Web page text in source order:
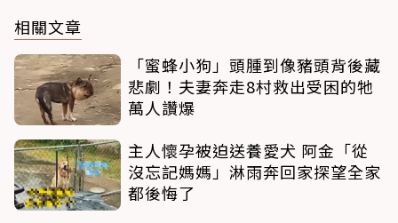
相關文章
「蜜蜂小狗」頭腫到像豬頭背後藏
悲劇！夫妻奔走8村救出受困的牠
萬人讚爆
主人懷孕被迫送養愛犬 阿金「從
沒忘記媽媽」淋雨奔回家探望全家
都後悔了